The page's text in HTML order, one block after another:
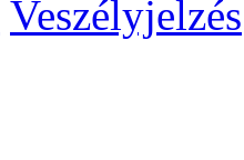
Veszélyjelzés